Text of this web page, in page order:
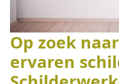
Op zoek
ervaren